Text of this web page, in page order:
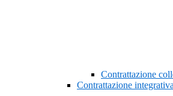
Contrattazione
Contrattazione integrativa